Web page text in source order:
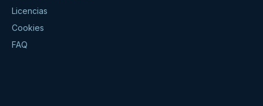
Licencias
Cookies
FAQ